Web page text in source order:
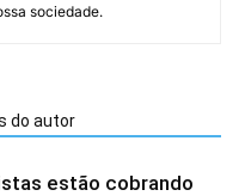
sociedade.
do autor
estão cobrando